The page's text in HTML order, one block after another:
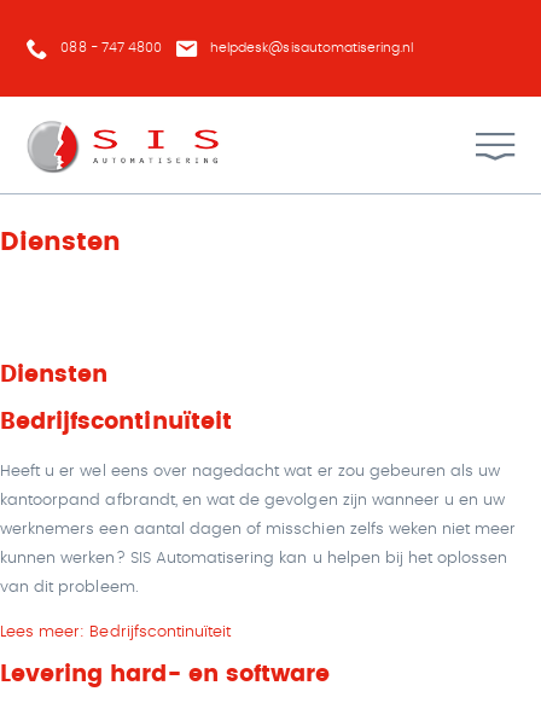
088 - 747 4800 helpdesk@sisautomatisering.nl
Diensten
Diensten
Bedrijfscontinuïteit
Heeft u er wel eens over nagedacht wat er zou gebeuren als uw
kantoorpand afbrandt, en wat de gevolgen zijn wanneer u en uw
werknemers een aantal dagen of misschien zelfs weken niet meer
kunnen werken? SIS Automatisering kan u helpen bij het oplossen
van dit probleem.
Lees meer: Bedrijfscontinuïteit
Levering hard- en software